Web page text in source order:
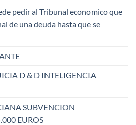
pedir al Tribunal economico que
de una deuda hasta que se
D & D INTELIGENCIA
SUBVENCION
EUROS